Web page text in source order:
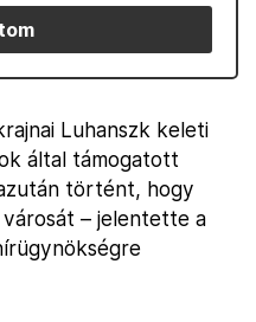
Luhanszk keleti
által támogatott
történt, hogy
– jelentette a